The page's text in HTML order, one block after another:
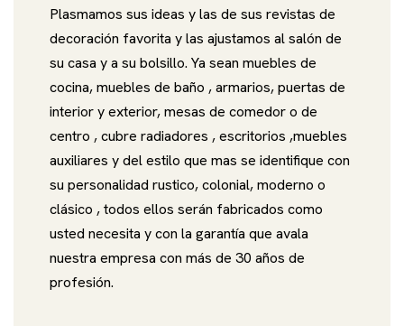
Plasmamos sus ideas y las de sus revistas de
decoración favorita y las ajustamos al salón de
su casa y a su bolsillo. Ya sean muebles de
cocina, muebles de baño , armarios, puertas de
interior y exterior, mesas de comedor o de
centro , cubre radiadores , escritorios ,muebles
auxiliares y del estilo que mas se identifique con
su personalidad rustico, colonial, moderno o
clásico , todos ellos serán fabricados como
usted necesita y con la garantía que avala
nuestra empresa con más de 30 años de
profesión.